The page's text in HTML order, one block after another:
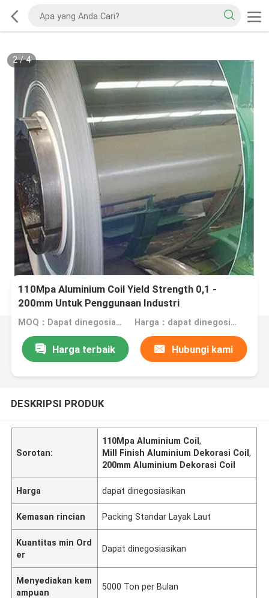
2/4
110Mpa Aluminium Coil Yield Strength 0,1 -
200mm Untuk Penggunaan Industri
MOQ：Dapat dinegosiasikan Harga：dapat dinegosiasikan
Harga terbaik Hubungi kami
DESKRIPSI PRODUK
Sorotan:
110Mpa Aluminium Coil,
Mill Finish Aluminium Dekorasi Coil,
200mm Aluminium Dekorasi Coil
Harga dapat dinegosiasikan
Kemasan rincian Packing Standar Layak Laut
Kuantitas min Ord
er
Dapat dinegosiasikan
Menyediakan kem
ampuan
5000 Ton per Bulan